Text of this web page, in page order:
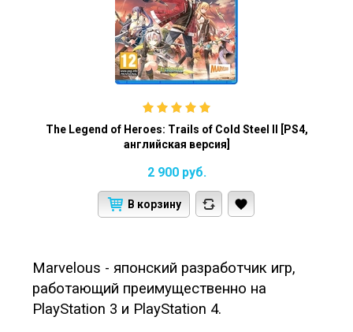
The Legend of Heroes: Trails of Cold Steel II [PS4,
английская версия]
2 900 руб.
В корзину
Marvelous - японский разработчик игр,
работающий преимущественно на
PlayStation 3 и PlayStation 4.